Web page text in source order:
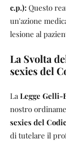
c.p.): Questo
un'azione
lesione al
La Svolta
sexies del
LaLegge Gelli-
nostro
sexies del
di tutelare il